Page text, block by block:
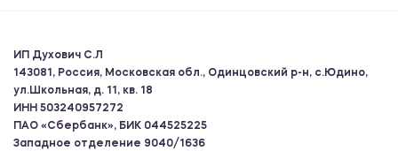
ИП Духович С.Л
143081, Россия, Московская обл., Одинцовский р-н, с.Юдино,
ул.Школьная, д. 11, кв. 18
ИНН 503240957272
ПАО «Сбербанк», БИК 044525225
Западное отделение 9040/1636